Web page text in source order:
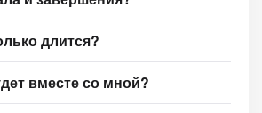
длится?
вместе со мной?